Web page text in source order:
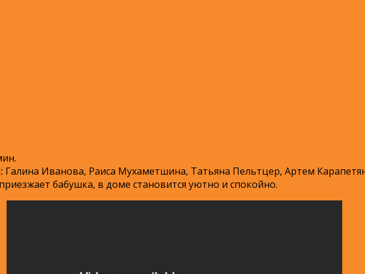
Галина Иванова, Раиса Мухаметшина, Татьяна Пельтцер, Артем
бабушка, в доме становится уютно и спокойно.